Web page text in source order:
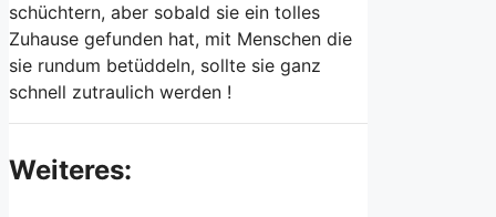
schüchtern, aber sobald sie ein tolles
Zuhause gefunden hat, mit Menschen die
sie rundum betüddeln, sollte sie ganz
schnell zutraulich werden !
Weiteres: